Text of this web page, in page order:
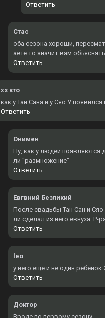
Ответить
Стас
оба сезона хороши,
аете то значит вам
Ответить
хз кто
как у Тан Сана и у Сяо У
Ответить
Онимен
Ну, как у людей появляются
ли "размножение"
Ответить
Евгвний Безликий
После свадьбы Тан Сан и
ли сделал из него евнуха. Р-
Ответить
leo
у него еще и не один ребенок
Ответить
Доктор